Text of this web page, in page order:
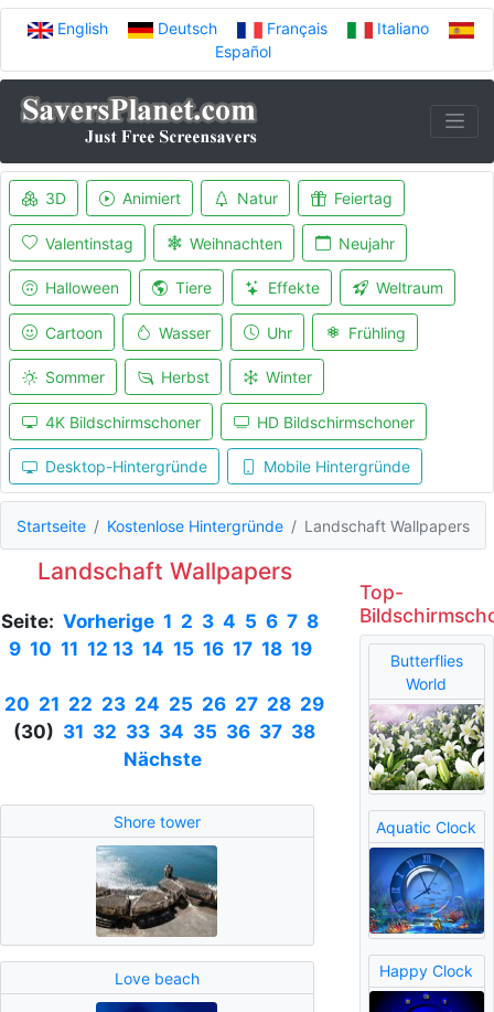
English Deutsch Français
Italiano
Español
3D Animiert Natur Feiertag
Valentinstag Weihnachten Neujahr
Halloween Tiere Effekte Weltraum
Cartoon Wasser Uhr Frühling
Sommer Herbst Winter
4K Bildschirmschoner HD Bildschirmschoner
Desktop-Hintergründe Mobile Hintergründe
Startseite Kostenlose Hintergründe Landschaft Wallpapers
Landschaft Wallpapers
Seite:Vorherige 1 2 3 4 5 6 7 8
9 10 11 12 13 14 15 16 17 18 19
20 21 22 23 24 25 26 27 28 29
(30) 31 32 33 34 35 36 37 38
Nächste
Shore tower
Love beach
Top-
Butterflies
World
Aquatic Clock
Happy Clock